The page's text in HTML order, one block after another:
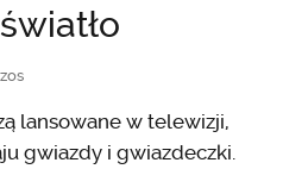
lansowane w telewizji,
gwiazdy i gwiazdeczki.